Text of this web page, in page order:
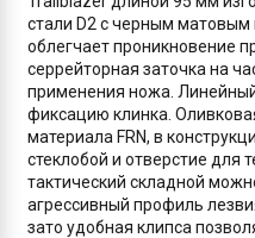
стали D2 с черным
облегчает проникновение
серрейторная заточка на
применения ножа.
фиксацию клинка.
материала FRN, в
стеклобой и отверстие для
тактический складной
агрессивный профиль
зато удобная клипса